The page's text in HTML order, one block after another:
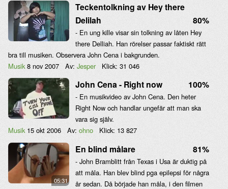
Teckentolkning av Hey there
Delilah
80%
- En ung kille visar sin tolkning av låten Hey
there Delliah. Han rörelser passar faktiskt rätt
bra till musiken. Observera John Cena i bakgrunden.
Musik 8 nov 2007 Av: Jesper Klick: 31 046
John Cena - Right now 100%
- En musikvideo av John Cena. Den heter
Right Now och handlar ungefär att man ska
vara sig själv.
Musik 15 okt 2006 Av: ohno Klick: 13 827
05:31
En blind målare 81%
- John Bramblitt från Texas i Usa är duktig på
att måla. Han blev blind pga epilepsi för några
år sedan. Då började han måla, i den filmen